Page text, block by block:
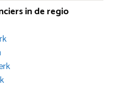
in de regio